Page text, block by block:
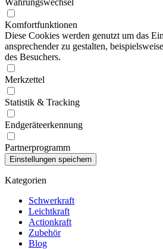
Währungswechsel
Komfortfunktionen
Diese Cookies werden genutzt um das
ansprechender zu gestalten,
des Besuchers.
Merkzettel
Statistik & Tracking
Endgeräteerkennung
Partnerprogramm
Kategorien
Schwerkraft
Leichtkraft
Actionkraft
Zubehör
Blog